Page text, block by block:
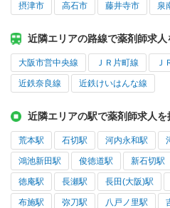
摂津市 高石市 藤井寺市 泉
近隣エリアの路線で薬剤師求人
大阪市営中央線 ＪＲ片町線 Ｊ
近鉄奈良線 近鉄けいはんな線
近隣エリアの駅で薬剤師求人を
荒本駅 石切駅 河内永和駅
鴻池新田駅 俊徳道駅 新石切駅
徳庵駅 長瀬駅 長田(大阪)駅
布施駅 弥刀駅 八戸ノ里駅